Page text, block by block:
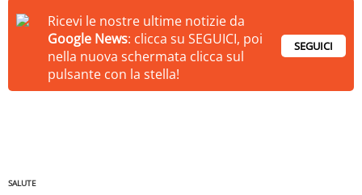
Ricevi le nostre ultime notizie da
Google News: clicca su SEGUICI, poi
nella nuova schermata clicca sul
pulsante con la stella!
SEGUICI
SALUTE